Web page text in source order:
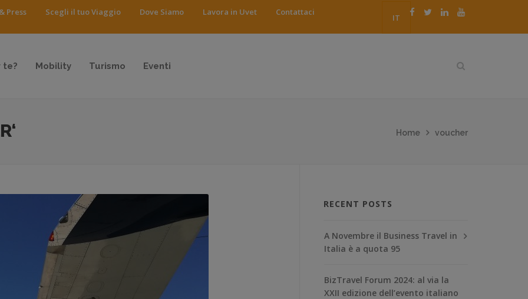
IT
Press Scegli il tuo Viaggio Dove Siamo Lavora in Uvet Contattaci
te? Mobility Turismo Eventi
Home voucher
RECENT POSTS
A Novembre il Business Travel in
Italia è a quota 95
BizTravel Forum 2024: al via la
XXII edizione dell’evento italiano